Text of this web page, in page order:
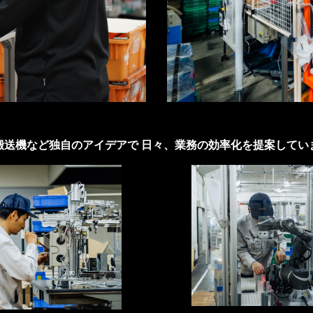
送機など独自のアイデアで 日々、業務の効率化を提案してい